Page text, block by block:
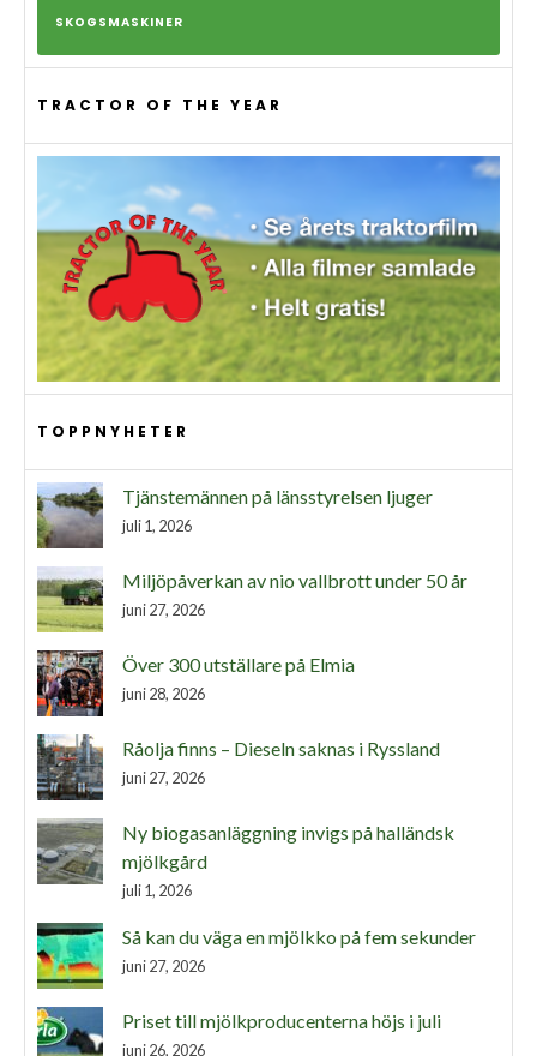
SKOGSMASKINER
TRACTOR OF THE YEAR
TOPPNYHETER
Tjänstemännen på länsstyrelsen ljuger
juli 1, 2026
Miljöpåverkan av nio vallbrott under 50 år
juni 27, 2026
Över 300 utställare på Elmia
juni 28, 2026
Råolja finns – Dieseln saknas i Ryssland
juni 27, 2026
Ny biogasanläggning invigs på halländsk
mjölkgård
juli 1, 2026
Så kan du väga en mjölkko på fem sekunder
juni 27, 2026
Priset till mjölkproducenterna höjs i juli
juni 26, 2026